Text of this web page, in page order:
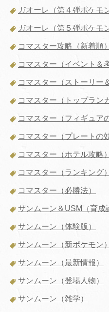
ガオーレ（第４弾ポケモ
ガオーレ（第５弾ポケモ
コマスター攻略（新着順）
コマスター（イベント＆
コマスター（ストーリー
コマスター（トップラン
コマスター（フィギュア
コマスター（プレートの
コマスター（ホテル攻略）
コマスター（ランキング）
コマスター（必勝法）
サンムーン＆USM（育成
サンムーン（体験版）
サンムーン（新ポケモン）
サンムーン（最新情報）
サンムーン（登場人物）
サンムーン（雑学）